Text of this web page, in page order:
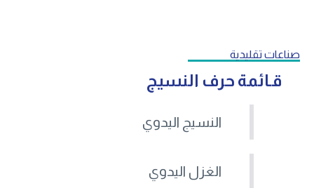
صناعات تقليدية
قـائمة حرف النسيج
النسيج اليدوي
الغزل اليدوي